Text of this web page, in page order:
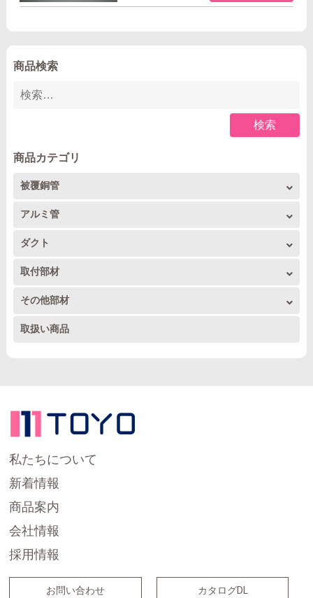
商品検索
検索
商品カテゴリ
被覆銅管
被覆銅管コイル
4m直管
フレア配管セット
被覆銅管その他配管
アルミ管
アルミコイル
アルミ4m直管
アルミ取り付け部品工具
ダクト
トーヨーダクト
トーヨーダクト 部材1
トーヨーダクト 部材2
取付部材
ドレンホース関連
ドレンパイプ他部材
その他部材
アンテナ部材
電線
取扱い商品
私たちについて
新着情報
商品案内
会社情報
採用情報
お問い合わせ カタログDL